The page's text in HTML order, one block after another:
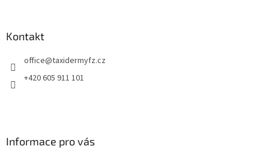
Kontakt
office@taxidermyfz.cz
+420 605 911 101
Informace pro vás